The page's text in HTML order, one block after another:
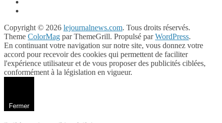
Copyright © 2026 lejournalnews.com. Tous droits réservés.
Theme ColorMag par ThemeGrill. Propulsé parWordPress.
En continuant votre navigation sur notre site, vous donnez votre
accord pour recevoir des cookies qui permettent de faciliter
l'expérience utilisateur et de vous proposer des publicités ciblées,
conformément à la législation en vigueur.
Fermer